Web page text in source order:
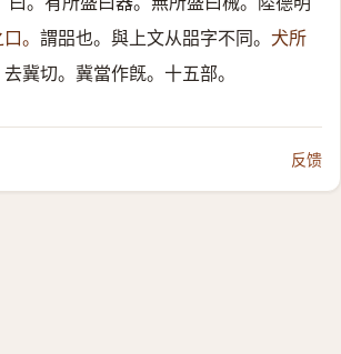
。 謂㗊也。與上文从㗊字不同。 犬所
冀切。冀當作旣。十五部。
反馈